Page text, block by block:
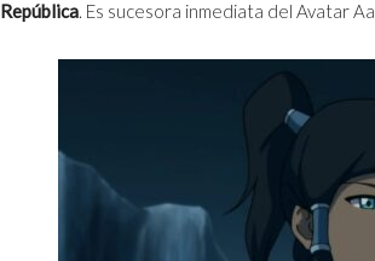
República. Es sucesora inmediata del Avatar